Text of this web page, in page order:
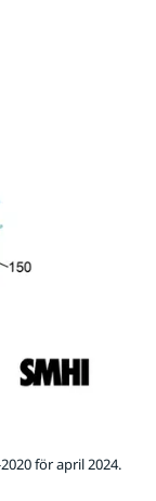
för april 2024.